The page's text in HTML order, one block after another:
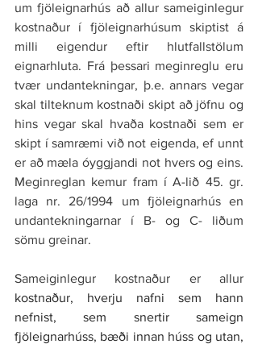
um fjöleignarhús að allur sameiginlegur
kostnaður í fjöleignarhúsum skiptist á
milli eigendur eftir hlutfallstölum
eignarhluta. Frá þessari meginreglu eru
tvær undantekningar, þ.e. annars vegar
skal tilteknum kostnaði skipt að jöfnu og
hins vegar skal hvaða kostnaði sem er
skipt í samræmi við not eigenda, ef unnt
er að mæla óyggjandi not hvers og eins.
Meginreglan kemur fram í A-lið 45. gr.
laga nr. 26/1994 um fjöleignarhús en
undantekningarnar í B- og C- liðum
sömu greinar.
kostnaður, hverju nafni sem hann
nefnist, sem snertir sameign
fjöleignarhúss, bæði innan húss og utan,